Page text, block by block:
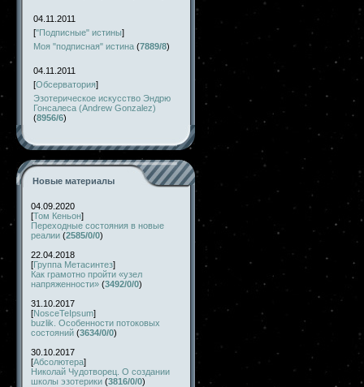
04.11.2011
["Подписные" истины]
Моя "подписная" истина (7889/8)
04.11.2011
[Обсерватория]
Эзотерическое искусство Эндрю
Гонсалеса (Andrew Gonzalez)
(8956/6)
Новые материалы
04.09.2020
[Том Кеньон]
Переходные состояния в новые
реалии (2585/0/0)
22.04.2018
[Группа Метасинтез]
Как грамотно пройти «узел
напряженности» (3492/0/0)
31.10.2017
[NosceTeIpsum]
buzlik. Особенности потоковых
состояний (3634/0/0)
30.10.2017
[Абсолютера]
Николай Чудотворец. О создании
школы эзотерики (3816/0/0)